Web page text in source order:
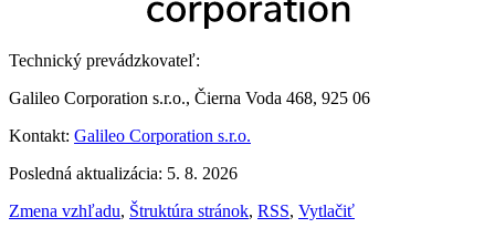
Technický prevádzkovateľ:
Galileo Corporation s.r.o., Čierna Voda 468, 925 06
Kontakt: Galileo Corporation s.r.o.
Posledná aktualizácia: 5. 8. 2026
Zmena vzhľadu, Štruktúra stránok, RSS, Vytlačiť